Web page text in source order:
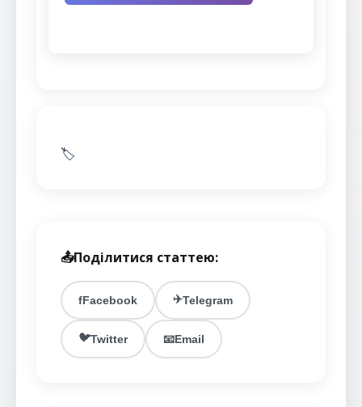
🏷️
📤Поділитися статтею:
fFacebook ✈️Telegram
🐦Twitter 📧Email